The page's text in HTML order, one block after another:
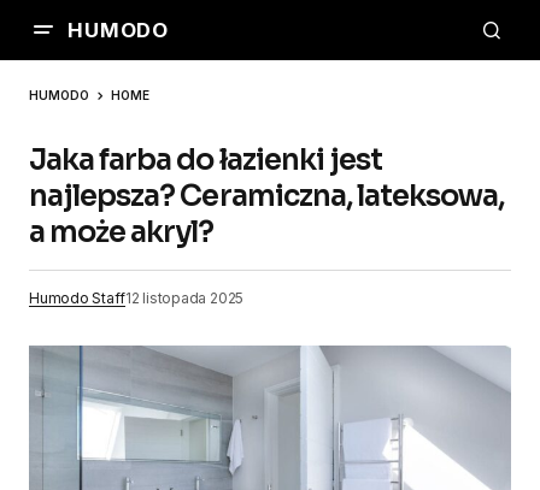
HUMODO
HUMODO HOME
Jaka farba do łazienki jest
najlepsza? Ceramiczna, lateksowa,
a może akryl?
Humodo Staff12 listopada 2025